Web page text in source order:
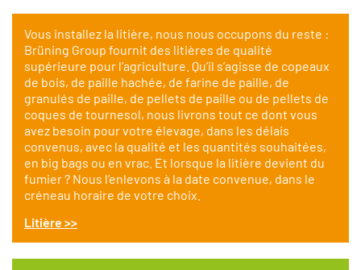
Vous installez la litière, nous nous occupons du reste :
Brüning Group fournit des litières de qualité
supérieure pour l’agriculture. Qu’il s’agisse de copeaux
de bois, de paille hachée, de farine de paille, de
granulés de paille, de pellets de paille ou de pellets de
coques de tournesol, nous livrons tout ce dont vous
avez besoin pour votre élevage, dans les délais
convenus, avec la qualité et les quantités souhaitées,
en big bags ou en vrac. Et lorsque la litière devient du
fumier ? Nous l’enlevons à la date convenue, dans le
créneau horaire de votre choix.
Litière >>